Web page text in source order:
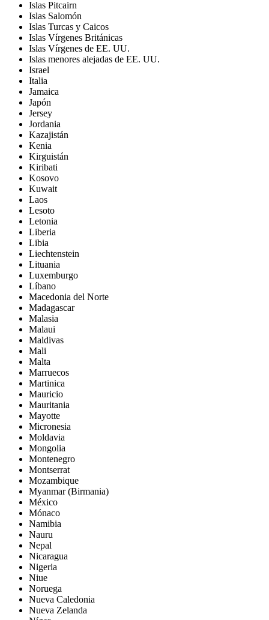
Islas Pitcairn
Islas Salomón
Islas Turcas y Caicos
Islas Vírgenes Británicas
Islas Vírgenes de EE. UU.
Islas menores alejadas de EE. UU.
Israel
Italia
Jamaica
Japón
Jersey
Jordania
Kazajistán
Kenia
Kirguistán
Kiribati
Kosovo
Kuwait
Laos
Lesoto
Letonia
Liberia
Libia
Liechtenstein
Lituania
Luxemburgo
Líbano
Macedonia del Norte
Madagascar
Malasia
Malaui
Maldivas
Mali
Malta
Marruecos
Martinica
Mauricio
Mauritania
Mayotte
Micronesia
Moldavia
Mongolia
Montenegro
Montserrat
Mozambique
Myanmar (Birmania)
México
Mónaco
Namibia
Nauru
Nepal
Nicaragua
Nigeria
Niue
Noruega
Nueva Caledonia
Nueva Zelanda